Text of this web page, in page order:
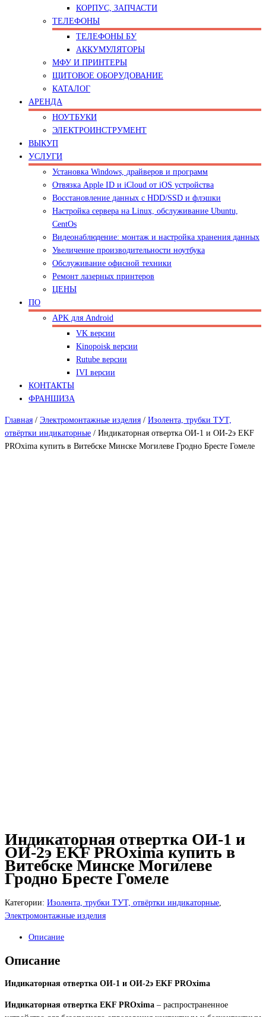
КОРПУС, ЗАПЧАСТИ
ТЕЛЕФОНЫ
ТЕЛЕФОНЫ БУ
АККУМУЛЯТОРЫ
МФУ И ПРИНТЕРЫ
ЩИТОВОЕ ОБОРУДОВАНИЕ
КАТАЛОГ
АРЕНДА
НОУТБУКИ
ЭЛЕКТРОИНСТРУМЕНТ
ВЫКУП
УСЛУГИ
Установка Windows, драйверов и программ
Отвязка Apple ID и iCloud от iOS устройства
Восстановление данных с HDD/SSD и флэшки
Настройка сервера на Linux, обслуживание Ubuntu,
CentOs
Видеонаблюдение: монтаж и настройка хранения данных
Увеличение производительности ноутбука
Обслуживание офисной техники
Ремонт лазерных принтеров
ЦЕНЫ
ПО
APK для Android
VK версии
Kinopoisk версии
Rutube версии
IVI версии
КОНТАКТЫ
ФРАНШИЗА
Главная / Электромонтажные изделия / Изолента, трубки ТУТ,
отвёртки индикаторные / Индикаторная отвертка ОИ-1 и ОИ-2э EKF
PROxima купить в Витебске Минске Могилеве Гродно Бресте Гомеле
Индикаторная отвертка ОИ-1 и
ОИ-2э EKF PROxima купить в
Витебске Минске Могилеве
Гродно Бресте Гомеле
Категории: Изолента, трубки ТУТ, отвёртки индикаторные
Электромонтажные изделия
Описание
Описание
Индикаторная отвертка ОИ-1 и ОИ-2э EKF PROxima
Индикаторная отвертка EKF PROxima – распространенное